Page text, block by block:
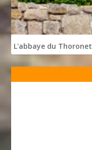
L'abbaye du Thoronet